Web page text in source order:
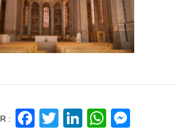
: Facebook
TwitterLinkedIn